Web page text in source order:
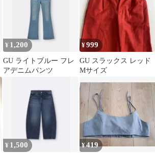
¥ 1,200
GU ライトブルー フレ
アデニムパンツ
¥999
GU スラックス レッド
Mサイズ
¥ 1,500 ¥419